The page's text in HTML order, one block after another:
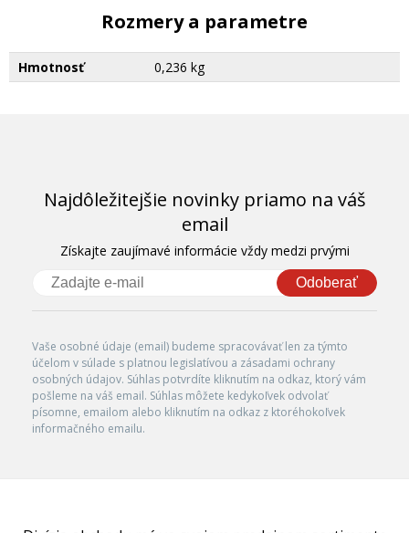
Rozmery a parametre
Hmotnosť 0,236 kg
Najdôležitejšie novinky priamo na váš
email
Získajte zaujímavé informácie vždy medzi prvými
Odoberať
Vaše osobné údaje (email) budeme spracovávať len za týmto
účelom v súlade s platnou legislatívou a zásadami ochrany
osobných údajov. Súhlas potvrdíte kliknutím na odkaz, ktorý vám
pošleme na váš email. Súhlas môžete kedykoľvek odvolať
písomne, emailom alebo kliknutím na odkaz z ktoréhokoľvek
informačného emailu.